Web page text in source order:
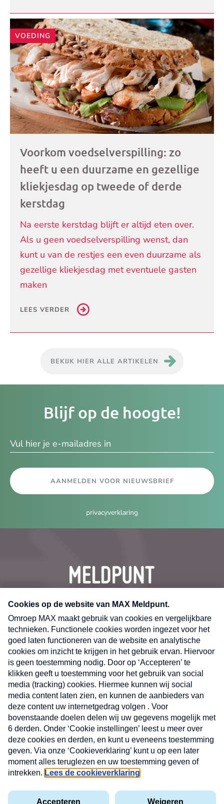
VOEDING
Voorkom voedselverspilling: zo
heeft u een duurzame en gezellige
kliekjesdag op tweede of derde
kerstdag
Na eerste kerstdag blijft er altijd eten over.
Als u geen voedselverspilling wenst, dan
kunt u van de restjes een even duurzame als
gezellige kliekjesdag met eventuele gasten
maken
LEES VERDER
BEKIJK HIER ALLE ARTIKELEN
Blijf op de hoogte!
AANMELDEN VOOR NIEUWSBRIEF
privacyverklaring
CONTACT
Volg ons op
MAX
Cookieverklaring
Kwetsbaarheid
X
Nieuwsbrief
Neem hier een gratis abonnement op de MAX
Consumenten nieuwsbrief. Elke maandag en
donderdag in uw mailbox.